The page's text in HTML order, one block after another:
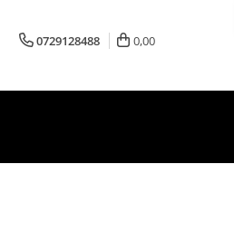
0729128488 0,00